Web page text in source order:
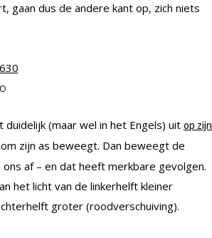
gaan dus de andere kant op, zich niets
(maar wel in het Engels) uit op zijn
zijn as beweegt. Dan beweegt de
af – en dat heeft merkbare gevolgen.
het licht van de linkerhelft kleiner
groter (roodverschuiving).